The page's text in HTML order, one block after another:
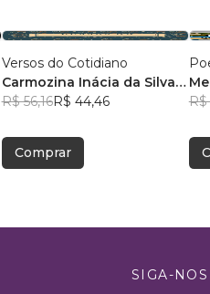
Versos do Cotidiano
Carmozina Inácia da Silva
Rodrigues
R$ 56,16R$ 44,46
Comprar
SIGA-NOS